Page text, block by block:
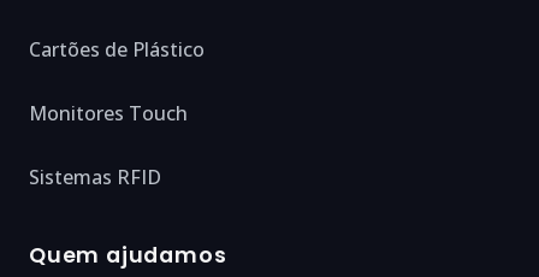
Cartões de Plástico
Monitores Touch
Sistemas RFID
Quem ajudamos